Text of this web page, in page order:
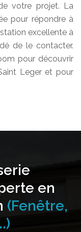
votre projet. La
pour répondre à
excellente à
de le contacter.
pour découvrir
Leger et pour
en
(Fenêtre,